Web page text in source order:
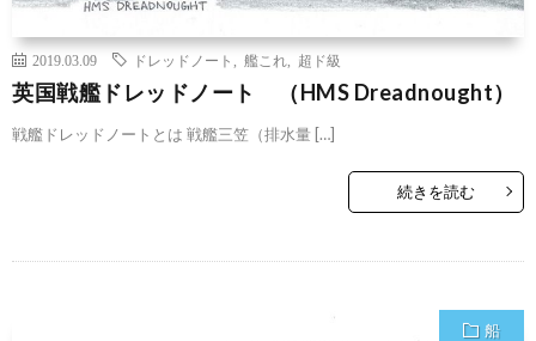
2019.03.09 ドレッドノート 艦これ 超ド級
英国戦艦ドレッドノート （HMS Dreadnought）
戦艦ドレッドノートとは 戦艦三笠（排水量 […]
続きを読む
船